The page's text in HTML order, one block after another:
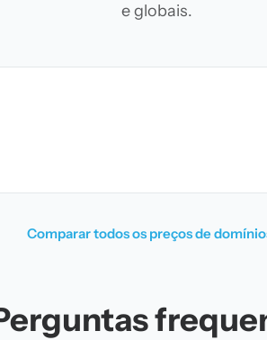
e globais.
Comparar todos os preços de